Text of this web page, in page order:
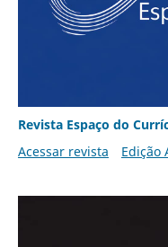
Revista Espaço do
Acessar revista
Edição